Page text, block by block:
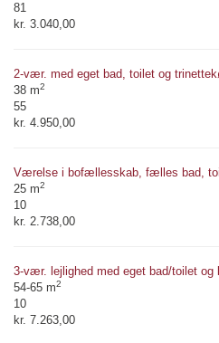
81
kr. 3.040,00
2-vær. med eget bad, toilet og
38 m2
55
kr. 4.950,00
Værelse i bofællesskab, fælles bad,
25 m2
10
kr. 2.738,00
3-vær. lejlighed med eget bad/toilet og
54-65 m2
10
kr. 7.263,00